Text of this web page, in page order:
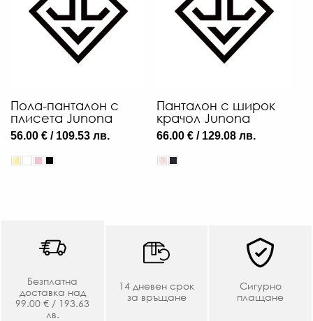
Пола-панталон с
плисета Junona
56.00 € / 109.53 лв.
Панталон с широк
крачол Junona
66.00 € / 129.08 лв.
Безплатна
доставка над
99.00 € / 193.63
лв.
14 дневен срок
за връщане
Сигурно
плащане